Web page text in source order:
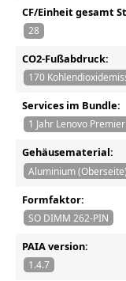
CF/Einheit gesamt
28
CO2-Fußabdruck:
170
Services im Bundle:
1 Jahr Lenovo
Gehäusematerial:
Aluminium
Formfaktor:
SO DIMM 262-PIN
PAIA version:
1.4.7